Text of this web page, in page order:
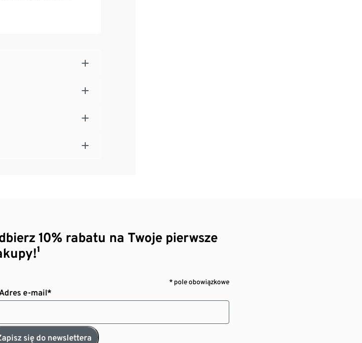
10% rabatu na Twoje pierwsze
* pole obowiązkowe
e-mail*
się do newslettera